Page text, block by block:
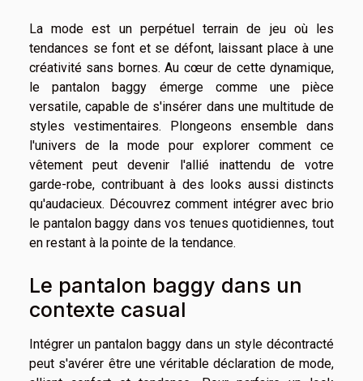
La mode est un perpétuel terrain de jeu où les
tendances se font et se défont, laissant place à une
créativité sans bornes. Au cœur de cette dynamique,
le pantalon baggy émerge comme une pièce
versatile, capable de s'insérer dans une multitude de
styles vestimentaires. Plongeons ensemble dans
l'univers de la mode pour explorer comment ce
vêtement peut devenir l'allié inattendu de votre
garde-robe, contribuant à des looks aussi distincts
qu'audacieux. Découvrez comment intégrer avec brio
le pantalon baggy dans vos tenues quotidiennes, tout
en restant à la pointe de la tendance.
Le pantalon baggy dans un
contexte casual
Intégrer un pantalon baggy dans un style décontracté
peut s'avérer être une véritable déclaration de mode,